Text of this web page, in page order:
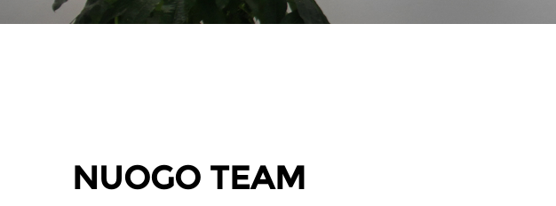
NUOGO TEAM